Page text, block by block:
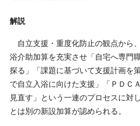
解説
自立支援・重度化防止の観点から
浴介助加算を充実させ「自宅へ専門
探る」「課題に基づいて支援計画を
で自立入浴に向けた支援」「ＰＤＣ
見直す」という一連のプロセスに対
とは別の新設加算が認められる。